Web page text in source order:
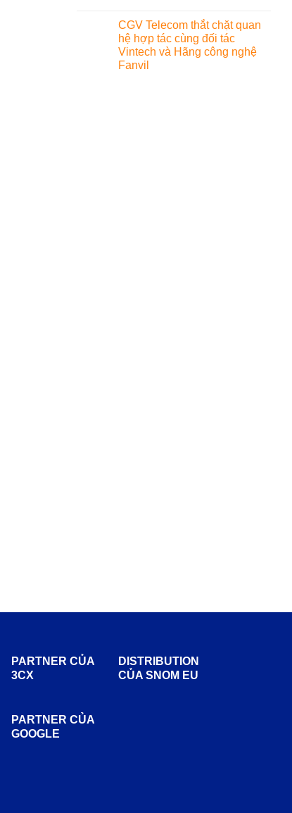
CGV Telecom thắt chặt quan
hệ hợp tác cùng đối tác
Vintech và Hãng công nghệ
Fanvil
PARTNER CỦA
3CX
PARTNER CỦA
GOOGLE
DISTRIBUTION
CỦA SNOM EU